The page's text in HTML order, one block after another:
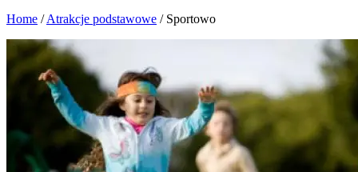
Home / Atrakcje podstawowe / Sportowo